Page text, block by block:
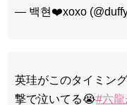
— 백현❤️xoxo
英珪がこのタイミン
撃で泣いてる😭#六龍